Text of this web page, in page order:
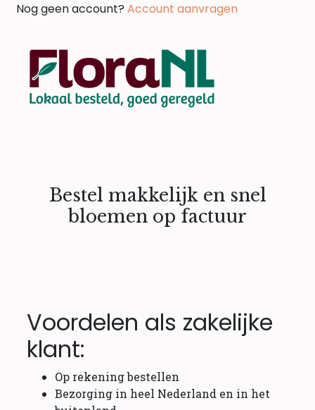
Nog geen account? Account aanvragen
Bestel makkelijk en snel
bloemen op factuur
Voordelen als zakelijke
klant:
Op rekening bestellen
Bezorging in heel Nederland en in het